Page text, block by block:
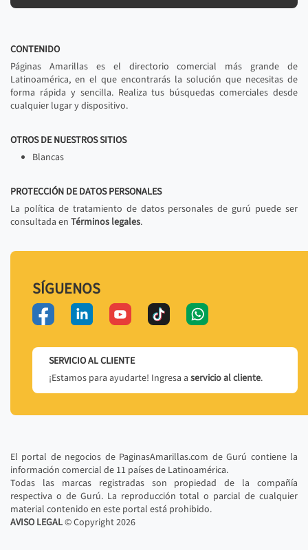
CONTENIDO
Páginas Amarillas es el directorio comercial más grande de
Latinoamérica, en el que encontrarás la solución que necesitas de
forma rápida y sencilla. Realiza tus búsquedas comerciales desde
cualquier lugar y dispositivo.
OTROS DE NUESTROS SITIOS
Blancas
PROTECCIÓN DE DATOS PERSONALES
La política de tratamiento de datos personales de gurú puede ser
consultada en Términos legales.
SÍGUENOS
SERVICIO AL CLIENTE
¡Estamos para ayudarte! Ingresa a servicio al cliente.
El portal de negocios de PaginasAmarillas.com de Gurú contiene la
información comercial de 11 países de Latinoamérica.
Todas las marcas registradas son propiedad de la compañía
respectiva o de Gurú. La reproducción total o parcial de cualquier
material contenido en este portal está prohibido.
AVISO LEGAL© Copyright2026